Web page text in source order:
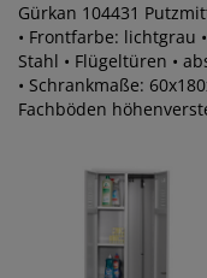
Gürkan 104431
• Frontfarbe: lichtgrau
Stahl • Flügeltüren •
• Schrankmaße:
Fachböden